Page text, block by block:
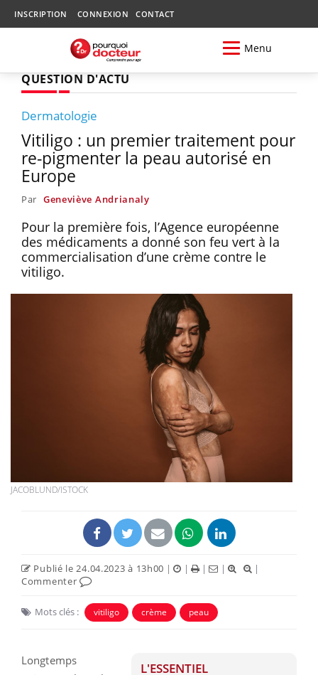
INSCRIPTION CONNEXION CONTACT
Menu
QUESTION D'ACTU
Dermatologie
Vitiligo : un premier traitement pour
re-pigmenter la peau autorisé en
Europe
Par Geneviève Andrianaly
Pour la première fois, l’Agence européenne
des médicaments a donné son feu vert à la
commercialisation d’une crème contre le
vitiligo.
JACOBLUND/ISTOCK
Publié le 24.04.2023 à 13h00 | | | |
|
Commenter
Mots clés : vitiligo crème peau
L'ESSENTIEL
Longtemps